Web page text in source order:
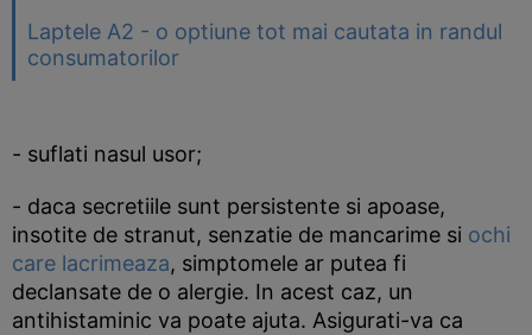
Laptele A2 - o optiune tot mai cautata in randul
consumatorilor
- suflati nasul usor;
- daca secretiile sunt persistente si apoase,
insotite de stranut, senzatie de mancarime si ochi
care lacrimeaza, simptomele ar putea fi
declansate de o alergie. In acest caz, un
antihistaminic va poate ajuta. Asigurati-va ca